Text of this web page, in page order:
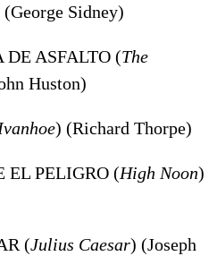
(George Sidney)
DE ASFALTO (The
Huston)
) (Richard Thorpe)
EL PELIGRO (High Noon)
(Julius Caesar) (Joseph